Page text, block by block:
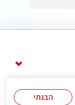
הבנתי